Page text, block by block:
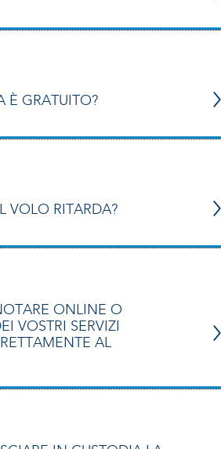
È GRATUITO?
VOLO RITARDA?
ONLINE O
VOSTRI SERVIZI
AL